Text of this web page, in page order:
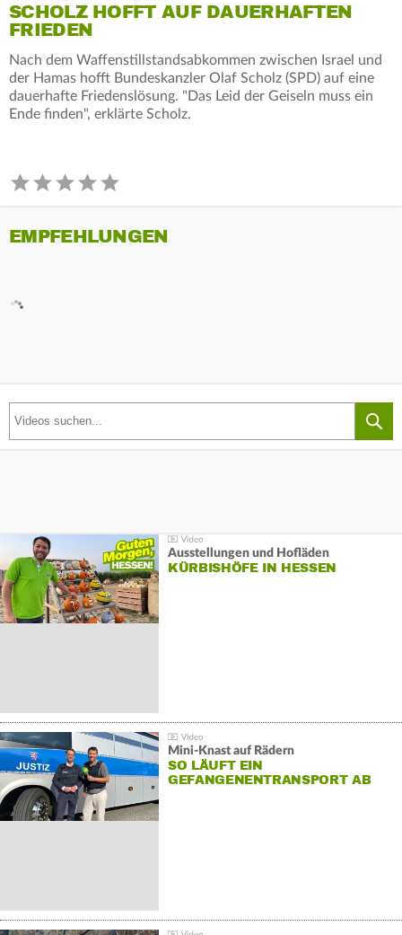
SCHOLZ HOFFT AUF DAUERHAFTEN
FRIEDEN
Nach dem Waffenstillstandsabkommen zwischen Israel und
der Hamas hofft Bundeskanzler Olaf Scholz (SPD) auf eine
dauerhafte Friedenslösung. "Das Leid der Geiseln muss ein
Ende finden", erklärte Scholz.
EMPFEHLUNGEN
Ausstellungen und Hofläden
KÜRBISHÖFE IN HESSEN
Mini-Knast auf Rädern
SO LÄUFT EIN
GEFANGENENTRANSPORT AB